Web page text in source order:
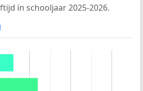
in schooljaar 2025-2026.